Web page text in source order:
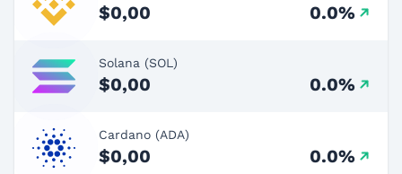
$0,00 0.0%
Solana (SOL)
$0,00 0.0%
Cardano (ADA)
$0,00 0.0%